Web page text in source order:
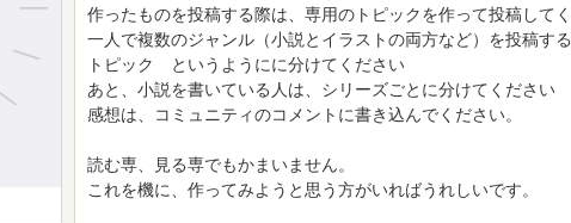
作ったものを投稿する際は、専用のトピックを作って投稿して
一人で複数のジャンル（小説とイラストの両方など）を投稿す
トピック というようにに分けてください
あと、小説を書いている人は、シリーズごとに分けてください
感想は、コミュニティのコメントに書き込んでください。
読む専、見る専でもかまいません。
これを機に、作ってみようと思う方がいればうれしいです。